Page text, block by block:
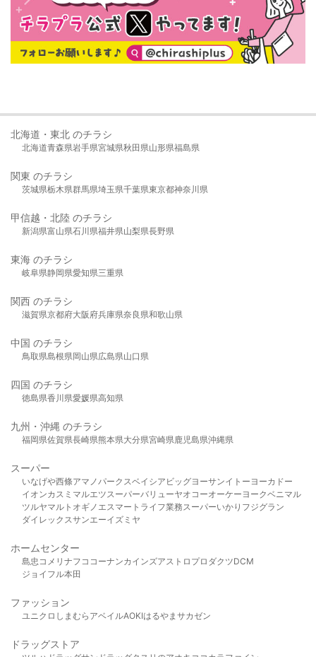
北海道・東北 のチラシ
北海道青森県岩手県宮城県秋田県山形県福島県
関東 のチラシ
茨城県栃木県群馬県埼玉県千葉県東京都神奈川県
甲信越・北陸 のチラシ
新潟県富山県石川県福井県山梨県長野県
東海 のチラシ
岐阜県静岡県愛知県三重県
関西 のチラシ
滋賀県京都府大阪府兵庫県奈良県和歌山県
中国 のチラシ
鳥取県島根県岡山県広島県山口県
四国 のチラシ
徳島県香川県愛媛県高知県
九州・沖縄 のチラシ
福岡県佐賀県長崎県熊本県大分県宮崎県鹿児島県沖縄県
スーパー
いなげや西條アマノパークスベイシア ビッグヨーサンイトーヨーカドー
イオンカスミ マルエツスーパーバリューヤオコーオーケー ヨークベニマル
ツルヤマルト オギノ エスマート ライフ業務スーパーいかり フジグラン
ダイレックスサンエーイズミヤ
ホームセンター
島忠 コメリ ナフコ コーナンカインズアストロプロダクツDCM
ジョイフル本田
ファッション
ユニクロ しまむら アベイルAOKIはるやま サカゼン
ドラッグストア